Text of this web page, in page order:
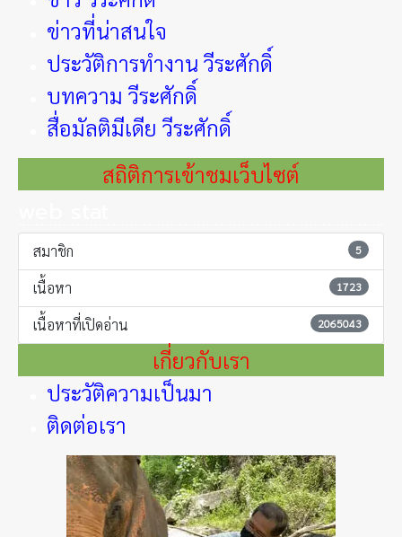
ข่าวที่น่าสนใจ
ประวัติการทำงาน วีระศักดิ์
บทความ วีระศักดิ์
สื่อมัลติมีเดีย วีระศักดิ์
สถิติการเข้าชมเว็บไซต์
สมาชิก 5
เนื้อหา 1723
เนื้อหาที่เปิดอ่าน 2065043
เกี่ยวกับเรา
ประวัติความเป็นมา
ติดต่อเรา